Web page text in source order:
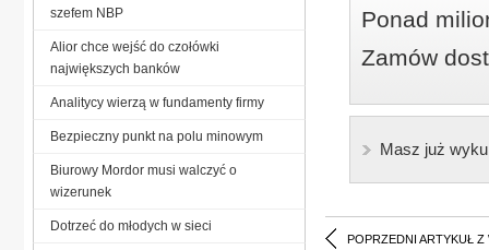
Ponad
Zamów
Masz już
POPRZEDNI ARTYKUŁ Z
szefem NBP
Alior chce wejść do czołówki
największych banków
Analitycy wierzą w fundamenty firmy
Bezpieczny punkt na polu minowym
Biurowy Mordor musi walczyć o
wizerunek
Dotrzeć do młodych w sieci